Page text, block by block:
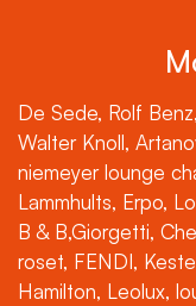
De Sede, Rolf
Walter Knoll,
niemeyer lounge
Lammhults, Erpo,
B & B,Giorgetti,
roset, FENDI,
Hamilton, Leolux,